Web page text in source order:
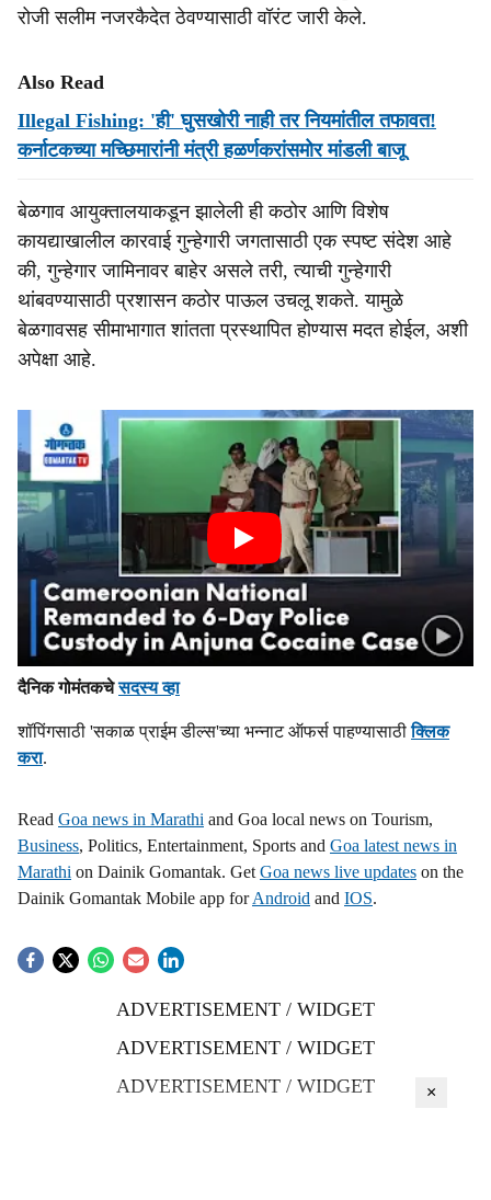
रोजी सलीम नजरकैदेत ठेवण्यासाठी वॉरंट जारी केले.
Also Read
Illegal Fishing: 'ही' घुसखोरी नाही तर नियमांतील तफावत!
कर्नाटकच्या मच्छिमारांनी मंत्री हळर्णकरांसमोर मांडली बाजू
बेळगाव आयुक्तालयाकडून झालेली ही कठोर आणि विशेष
कायद्याखालील कारवाई गुन्हेगारी जगतासाठी एक स्पष्ट संदेश आहे
की, गुन्हेगार जामिनावर बाहेर असले तरी, त्याची गुन्हेगारी
थांबवण्यासाठी प्रशासन कठोर पाऊल उचलू शकते. यामुळे
बेळगावसह सीमाभागात शांतता प्रस्थापित होण्यास मदत होईल, अशी
अपेक्षा आहे.
दैनिक गोमंतकचेसदस्य व्हा
शॉपिंगसाठी 'सकाळ प्राईम डील्स'च्या भन्नाट ऑफर्स पाहण्यासाठीक्लिक
करा.
Read Goa news in Marathi and Goa local news on Tourism,
Business, Politics, Entertainment, Sports and Goa latest news in
Marathi on Dainik Gomantak. Get Goa news live updates on the
Dainik Gomantak Mobile app forAndroid and IOS.
ADVERTISEMENT / WIDGET
ADVERTISEMENT / WIDGET
ADVERTISEMENT / WIDGET
×